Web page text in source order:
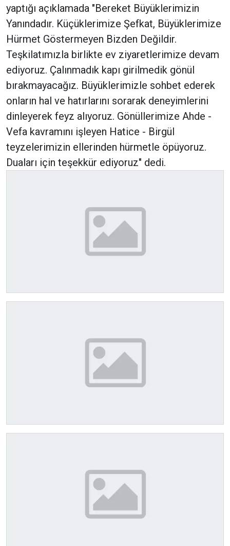
yaptığı açıklamada "Bereket Büyüklerimizin
Yanındadır. Küçüklerimize Şefkat, Büyüklerimize
Hürmet Göstermeyen Bizden Değildir.
Teşkilatımızla birlikte ev ziyaretlerimize devam
ediyoruz. Çalınmadık kapı girilmedik gönül
bırakmayacağız. Büyüklerimizle sohbet ederek
onların hal ve hatırlarını sorarak deneyimlerini
dinleyerek feyz alıyoruz. Gönüllerimize Ahde -
Vefa kavramını işleyen Hatice - Birgül
teyzelerimizin ellerinden hürmetle öpüyoruz.
Duaları için teşekkür ediyoruz" dedi.